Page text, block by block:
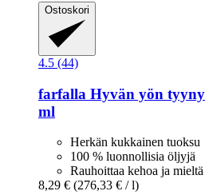
Ostoskori
4.5 (44)
farfalla Hyvän yön
ml
Herkän kukkainen tuoksu
100 % luonnollisia öljyjä
Rauhoittaa kehoa ja mieltä
8,29 € (276,33 € / l)